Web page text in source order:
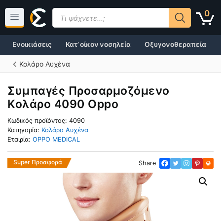
περιεχόμενο
0
Products
search
Κατ’ οίκον νοσηλεία Οξυγονοθεραπεία
Ενοικιάσεις
Κολάρο Αυχένα
Συμπαγές Προσαρμοζόμενο
Κολάρο 4090 Oppo
Κωδικός προϊόντος: 4090
Κατηγορία: Κολάρο Αυχένα
Εταιρία: OPPO MEDICAL
Share
Super Προσφορά